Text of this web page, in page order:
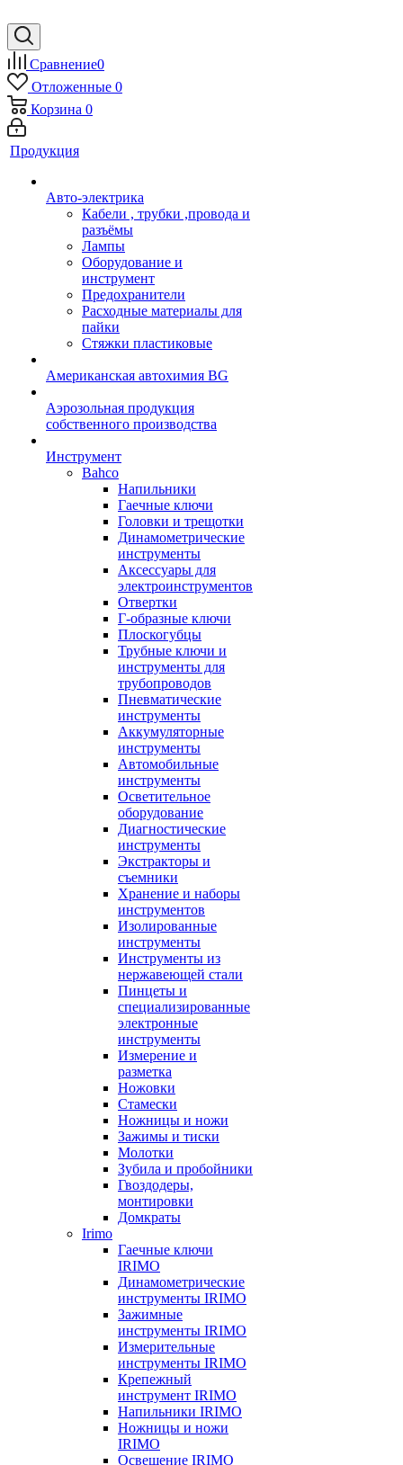
Сравнение0
Отложенные 0
Корзина 0
Продукция
Авто-электрика
Кабели , трубки ,провода и
разъёмы
Лампы
Оборудование и
инструмент
Предохранители
Расходные материалы для
пайки
Стяжки пластиковые
Американская автохимия BG
Аэрозольная продукция
собственного производства
Инструмент
Bahco
Напильники
Гаечные ключи
Головки и трещотки
Динамометрические
инструменты
Аксессуары для
электроинструментов
Отвертки
Г-образные ключи
Плоскогубцы
Трубные ключи и
инструменты для
трубопроводов
Пневматические
инструменты
Аккумуляторные
инструменты
Автомобильные
инструменты
Осветительное
оборудование
Диагностические
инструменты
Экстракторы и
съемники
Хранение и наборы
инструментов
Изолированные
инструменты
Инструменты из
нержавеющей стали
Пинцеты и
специализированные
электронные
инструменты
Измерение и
разметка
Ножовки
Стамески
Ножницы и ножи
Зажимы и тиски
Молотки
Зубила и пробойники
Гвоздодеры,
монтировки
Домкраты
Irimo
Гаечные ключи
IRIMO
Динамометрические
инструменты IRIMO
Зажимные
инструменты IRIMO
Измерительные
инструменты IRIMO
Крепежный
инструмент IRIMO
Напильники IRIMO
Ножницы и ножи
IRIMO
Освещение IRIMO